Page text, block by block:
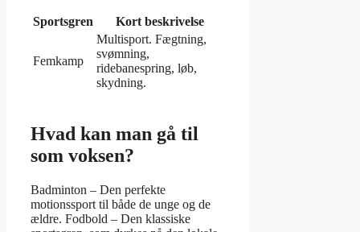
Sportsgren Kort beskrivelse
Femkamp
Multisport. Fægtning,
svømning,
ridebanespring, løb,
skydning.
Hvad kan man gå til
som voksen?
Badminton – Den perfekte
motionssport til både de unge og de
ældre. Fodbold – Den klassiske